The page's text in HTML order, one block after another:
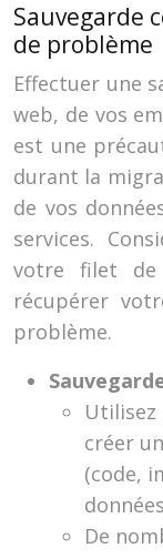
Sauvegarde
de problème
Effectuer une
web, de vos
est une
durant la
de vos
services.
votre filet de
récupérer
problème.
Utilisez
créer
(code,
De